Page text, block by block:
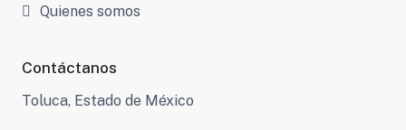
Quienes somos
Contáctanos
Toluca, Estado de México